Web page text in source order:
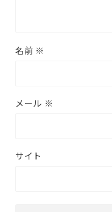
名前 ※
メール ※
サイト